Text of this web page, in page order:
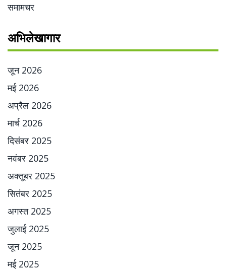
समामचर
अभिलेखागार
जून 2026
मई 2026
अप्रैल 2026
मार्च 2026
दिसंबर 2025
नवंबर 2025
अक्तूबर 2025
सितंबर 2025
अगस्त 2025
जुलाई 2025
जून 2025
मई 2025